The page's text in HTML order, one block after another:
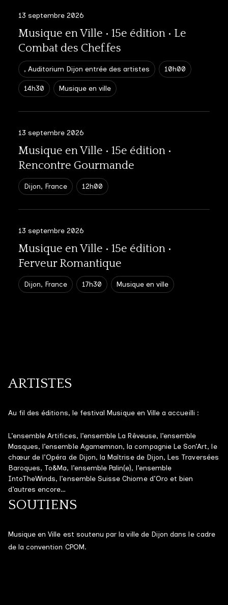
13 septembre 2026
Musique en Ville • 15e édition • Le
Combat des Chef.fes
, Auditorium Dijon entrée des artistes 10h00
14h30 Musique en ville
13 septembre 2026
Musique en Ville • 15e édition •
Rencontre Gourmande
Dijon, France 12h00
13 septembre 2026
Musique en Ville • 15e édition •
Ferveur Romantique
Dijon, France 17h30 Musique en ville
ARTISTES
Au fil des éditions, le festival Musique en Ville a accueilli :
L’ensemble Artifices, l’ensemble La Rêveuse, l’ensemble
Masques, l’ensemble Agamemnon, la compagnie Le Son’Art, le
chœur de l’Opéra de Dijon, la Maîtrise de Dijon, Les Traversées
Baroques, To&Ma, l’ensemble Palin(e), l’ensemble
IntoTheWinds, l’ensemble Suisse Chiome d’Oro et bien
d’autres encore…
SOUTIENS
Musique en Ville est soutenu par la ville de Dijon dans le cadre
de la convention CPOM.